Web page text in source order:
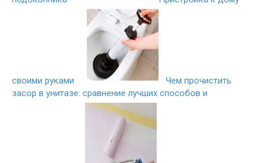
своими руками
Чем прочистить
засор в унитазе: сравнение лучших способов и